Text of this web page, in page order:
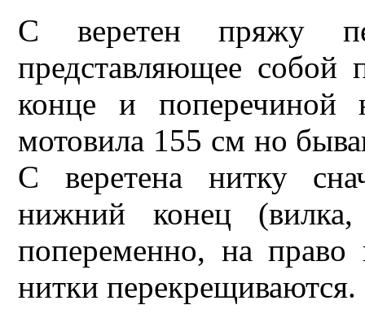
С веретен пряжу
представляющее собой
конце и поперечиной
мотовила 155 см но
С веретена нитку
нижний конец
попеременно, на право
нитки